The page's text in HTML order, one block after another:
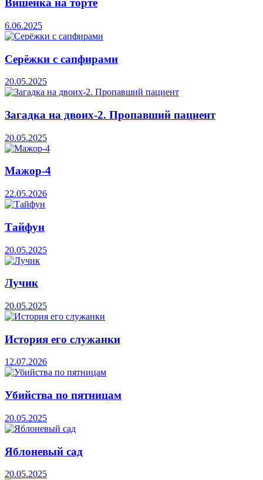
Вишенка на торте
6.06.2025
Серёжки с сапфирами
20.05.2025
Загадка на двоих-2. Пропавший пациент
20.05.2025
Мажор-4
22.05.2026
Тайфун
20.05.2025
Лучик
20.05.2025
История его служанки
12.07.2026
Убийства по пятницам
20.05.2025
Яблоневый сад
20.05.2025